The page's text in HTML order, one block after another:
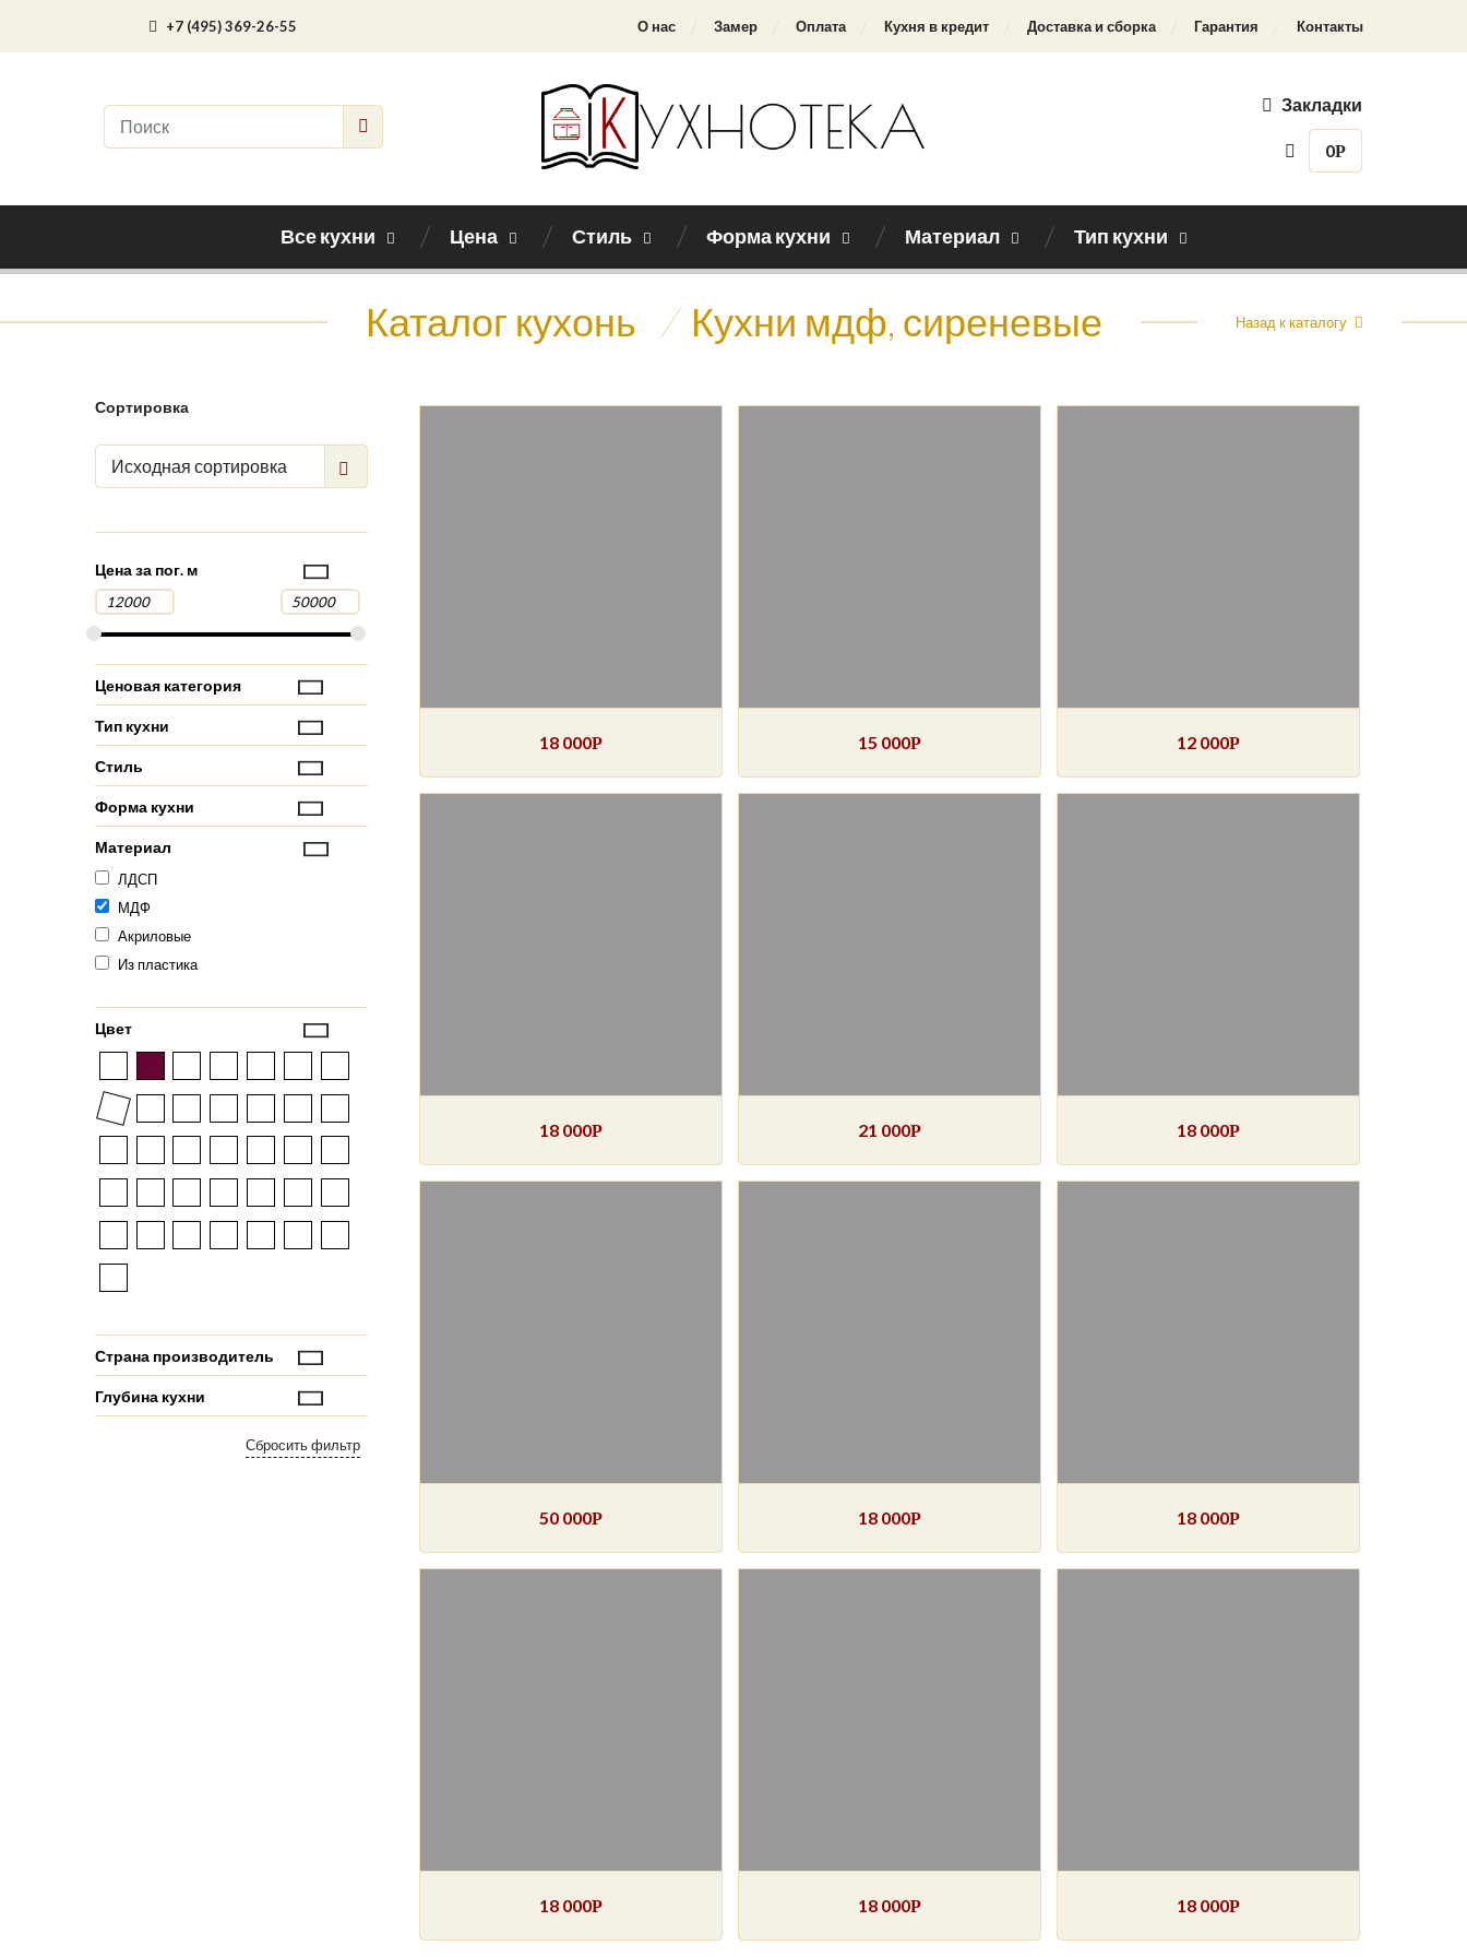
+7 (495) 369-26-55 О нас Замер Оплата Кухня в кредит Доставка и сборка Гарантия Контакты
Закладки
0Р
Все кухни Цена Стиль Форма кухни Материал Тип кухни
Каталог кухонь / Кухни мдф, сиреневые Назад к каталогу
18 000Р 15 000Р 12 000Р
18 000Р 21 000Р 18 000Р
50 000Р 18 000Р 18 000Р
18 000Р 18 000Р 18 000Р
Сортировка
Исходная сортировка
Цена за пог. м
Ценовая категория
Тип кухни
Стиль
Форма кухни
Материал
ЛДСП
МДФ
Акриловые
Из пластика
Цвет
Страна производитель
Глубина кухни